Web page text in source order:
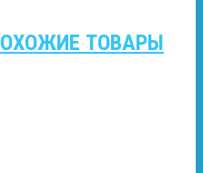
ТОВАРЫ